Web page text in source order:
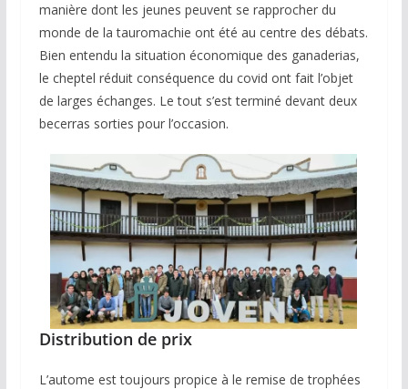
manière dont les jeunes peuvent se rapprocher du
monde de la tauromachie ont été au centre des débats.
Bien entendu la situation économique des ganaderias,
le cheptel réduit conséquence du covid ont fait l’objet
de larges échanges. Le tout s’est terminé devant deux
becerras sorties pour l’occasion.
Distribution de prix
L’autome est toujours propice à le remise de trophées